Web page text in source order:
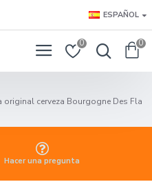
ESPAÑOL
0 0
cerveza Bourgogne Des Fla
Hacer una pregunta